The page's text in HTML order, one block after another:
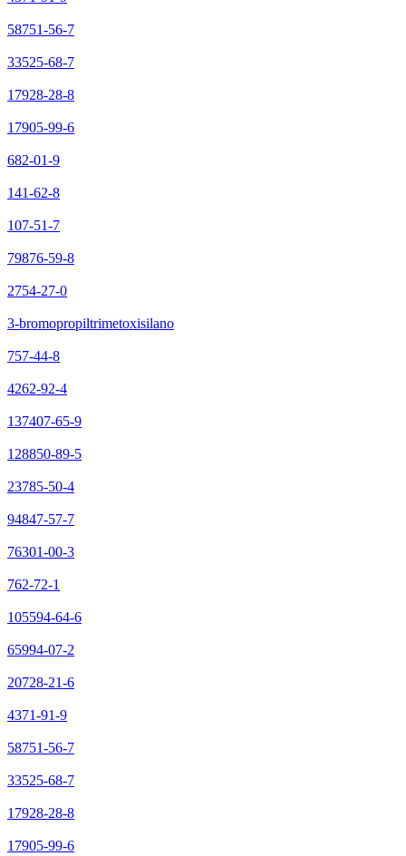
58751-56-7
33525-68-7
17928-28-8
17905-99-6
682-01-9
141-62-8
107-51-7
79876-59-8
2754-27-0
3-bromopropiltrimetoxisilano
757-44-8
4262-92-4
137407-65-9
128850-89-5
23785-50-4
94847-57-7
76301-00-3
762-72-1
105594-64-6
65994-07-2
20728-21-6
4371-91-9
58751-56-7
33525-68-7
17928-28-8
17905-99-6